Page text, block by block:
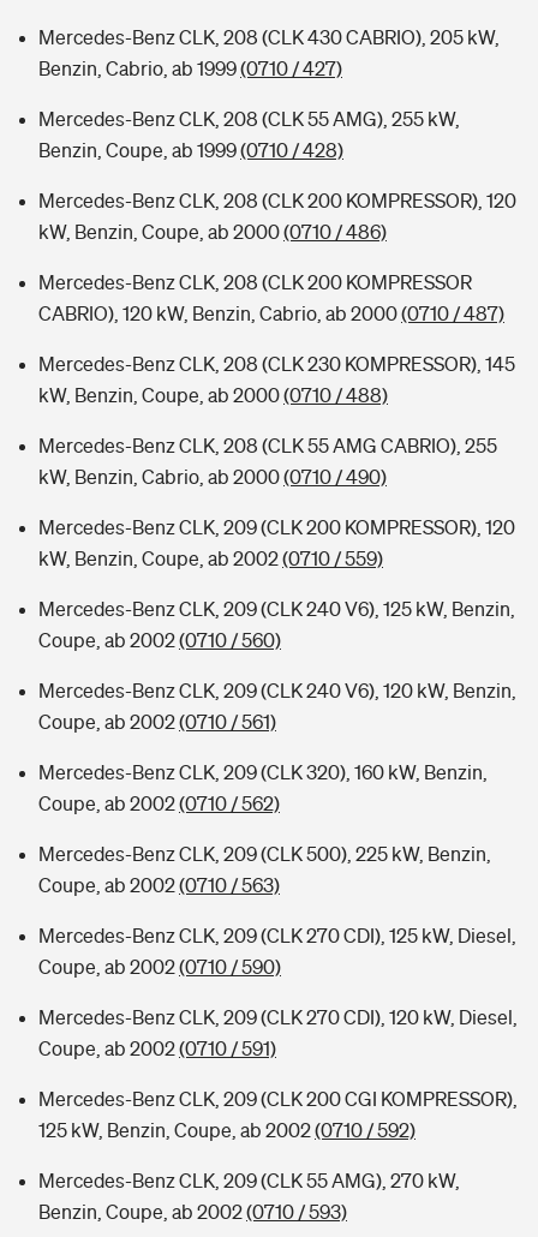
Mercedes-Benz CLK, 208 (CLK 430 CABRIO), 205 kW,
Benzin, Cabrio, ab 1999(0710 / 427)
Mercedes-Benz CLK, 208 (CLK 55 AMG), 255 kW,
Benzin, Coupe, ab 1999(0710 / 428)
Mercedes-Benz CLK, 208 (CLK 200 KOMPRESSOR), 120
kW, Benzin, Coupe, ab 2000(0710 / 486)
Mercedes-Benz CLK, 208 (CLK 200 KOMPRESSOR
CABRIO), 120 kW, Benzin, Cabrio, ab 2000(0710 / 487)
Mercedes-Benz CLK, 208 (CLK 230 KOMPRESSOR), 145
kW, Benzin, Coupe, ab 2000(0710 / 488)
Mercedes-Benz CLK, 208 (CLK 55 AMG CABRIO), 255
kW, Benzin, Cabrio, ab 2000(0710 / 490)
Mercedes-Benz CLK, 209 (CLK 200 KOMPRESSOR), 120
kW, Benzin, Coupe, ab 2002(0710 / 559)
Mercedes-Benz CLK, 209 (CLK 240 V6), 125 kW, Benzin,
Coupe, ab 2002(0710 / 560)
Mercedes-Benz CLK, 209 (CLK 240 V6), 120 kW, Benzin,
Coupe, ab 2002(0710 / 561)
Mercedes-Benz CLK, 209 (CLK 320), 160 kW, Benzin,
Coupe, ab 2002(0710 / 562)
Mercedes-Benz CLK, 209 (CLK 500), 225 kW, Benzin,
Coupe, ab 2002(0710 / 563)
Mercedes-Benz CLK, 209 (CLK 270 CDI), 125 kW, Diesel,
Coupe, ab 2002(0710 / 590)
Mercedes-Benz CLK, 209 (CLK 270 CDI), 120 kW, Diesel,
Coupe, ab 2002(0710 / 591)
Mercedes-Benz CLK, 209 (CLK 200 CGI KOMPRESSOR),
125 kW, Benzin, Coupe, ab 2002(0710 / 592)
Mercedes-Benz CLK, 209 (CLK 55 AMG), 270 kW,
Benzin, Coupe, ab 2002(0710 / 593)